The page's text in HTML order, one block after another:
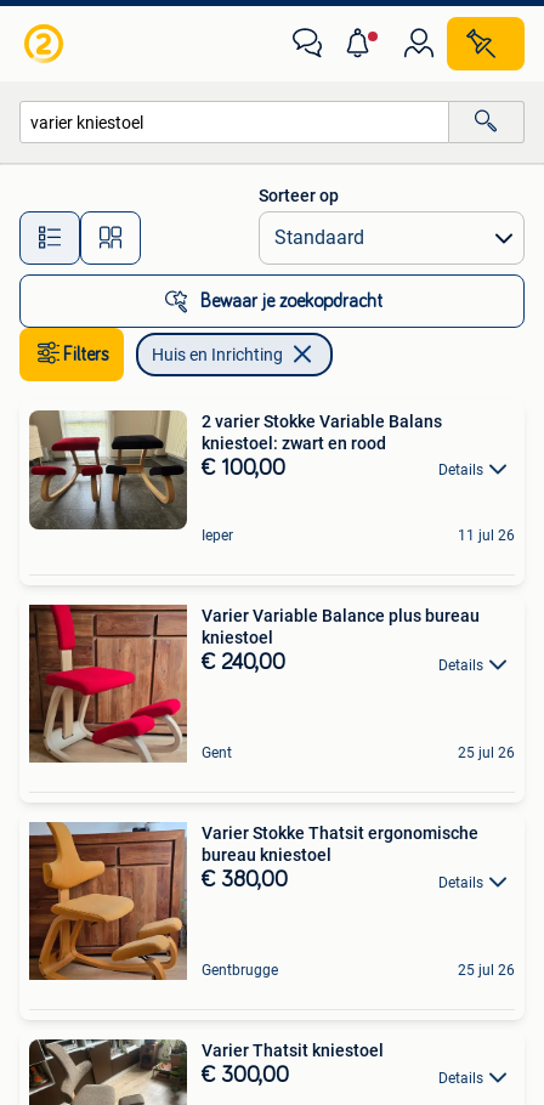
Alle afstanden…
Sorteer op
Bewaar je zoekopdracht
Filters Huis en Inrichting
2 varier Stokke Variable Balans
kniestoel: zwart en rood
€ 100,00 Details
Ieper 11 jul 26
Varier Variable Balance plus bureau
kniestoel
€ 240,00 Details
Gent 25 jul 26
Varier Stokke Thatsit ergonomische
bureau kniestoel
€ 380,00 Details
Gentbrugge 25 jul 26
Varier Thatsit kniestoel
€ 300,00 Details